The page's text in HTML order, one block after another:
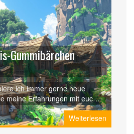
Gummibärchen
ich immer gerne neue
meine Erfahrungen mit euch.
mir die Frage: Sind
eigentlich gut? Wir
auseinandersetzen,
Weiterlesen